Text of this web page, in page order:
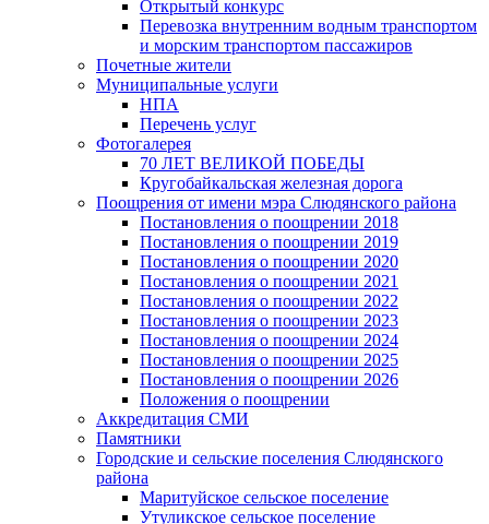
Открытый конкурс
Перевозка внутренним водным транспортом
и морским транспортом пассажиров
Почетные жители
Муниципальные услуги
НПА
Перечень услуг
Фотогалерея
70 ЛЕТ ВЕЛИКОЙ ПОБЕДЫ
Кругобайкальская железная дорога
Поощрения от имени мэра Слюдянского района
Постановления о поощрении 2018
Постановления о поощрении 2019
Постановления о поощрении 2020
Постановления о поощрении 2021
Постановления о поощрении 2022
Постановления о поощрении 2023
Постановления о поощрении 2024
Постановления о поощрении 2025
Постановления о поощрении 2026
Положения о поощрении
Аккредитация СМИ
Памятники
Городские и сельские поселения Слюдянского
района
Маритуйское сельское поселение
Утуликское сельское поселение